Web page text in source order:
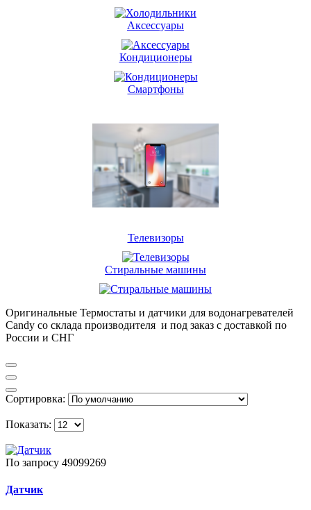
Аксессуары
Кондиционеры
Смартфоны
Телевизоры
Стиральные машины
Оригинальные Термостаты и датчики для водонагревателей
Candy со склада производителя и под заказ с доставкой по
России и СНГ
Сортировка:
Показать:
По запросу 49099269
Датчик